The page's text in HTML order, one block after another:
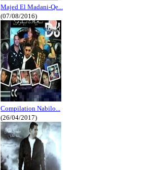
Majed El Madani-Qe...
(07/08/2016)
Compilation Nabilo...
(26/04/2017)